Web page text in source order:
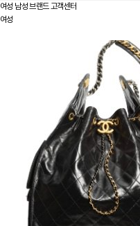
그
인
여성 남성 브랜드 고객센터
여성